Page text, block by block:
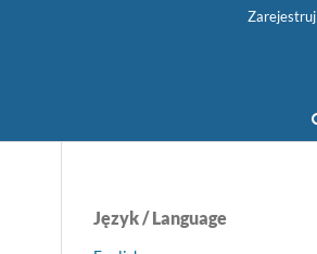
Zarejestruj
Język / Language